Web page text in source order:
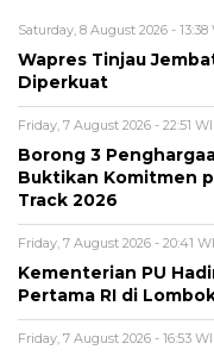
Saturday, 8 August 2026 - 13:38
Wapres Tinjau
Diperkuat
Friday, 7 August 2026 - 22:51
Borong 3
Buktikan Komitmen
Track 2026
Friday, 7 August 2026 - 20:41
Kementerian PU
Pertama RI di
Friday, 7 August 2026 - 16:53